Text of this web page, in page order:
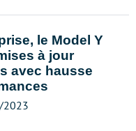
le Model Y
à jour
avec hausse